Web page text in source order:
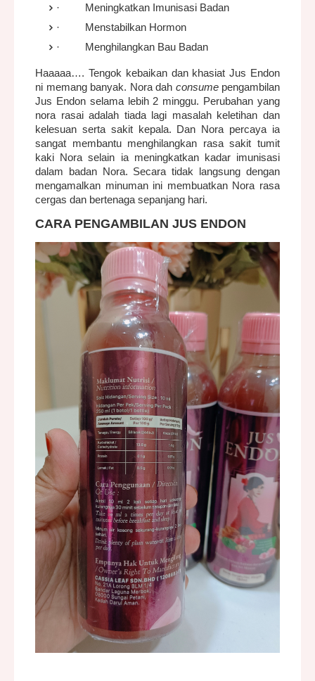
·
Meningkatkan Imunisasi Badan
·
Menstabilkan Hormon
·
Menghilangkan Bau Badan
Haaaaa…. Tengok kebaikan dan khasiat Jus Endon
ni memang banyak. Nora dah consume pengambilan
Jus Endon selama lebih 2 minggu. Perubahan yang
nora rasai adalah tiada lagi masalah keletihan dan
kelesuan serta sakit kepala. Dan Nora percaya ia
sangat membantu menghilangkan rasa sakit tumit
kaki Nora selain ia meningkatkan kadar imunisasi
dalam badan Nora. Secara tidak langsung dengan
mengamalkan minuman ini membuatkan Nora rasa
cergas dan bertenaga sepanjang hari.
CARA PENGAMBILAN JUS ENDON